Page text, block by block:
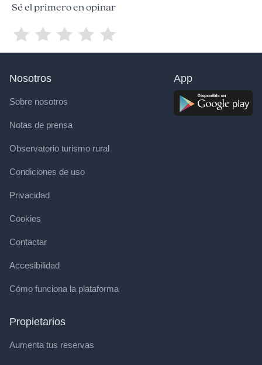
Sé el primero en opinar
Nosotros
Sobre nosotros
Notas de prensa
Observatorio turismo rural
Condiciones de uso
Privacidad
Cookies
Contactar
Accesibilidad
Cómo funciona la plataforma
Propietarios
Aumenta tus reservas
App